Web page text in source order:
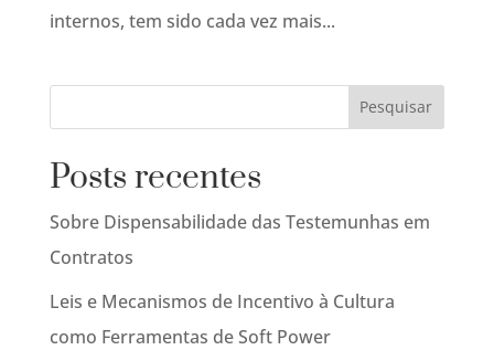
internos, tem sido cada vez mais...
Posts recentes
Sobre Dispensabilidade das Testemunhas em
Contratos
Leis e Mecanismos de Incentivo à Cultura
como Ferramentas de Soft Power